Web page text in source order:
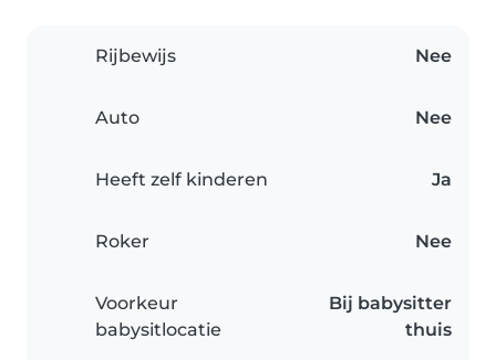
Rijbewijs Nee
Auto Nee
Heeft zelf kinderen Ja
Roker Nee
Voorkeur
babysitlocatie
Bij babysitter
thuis